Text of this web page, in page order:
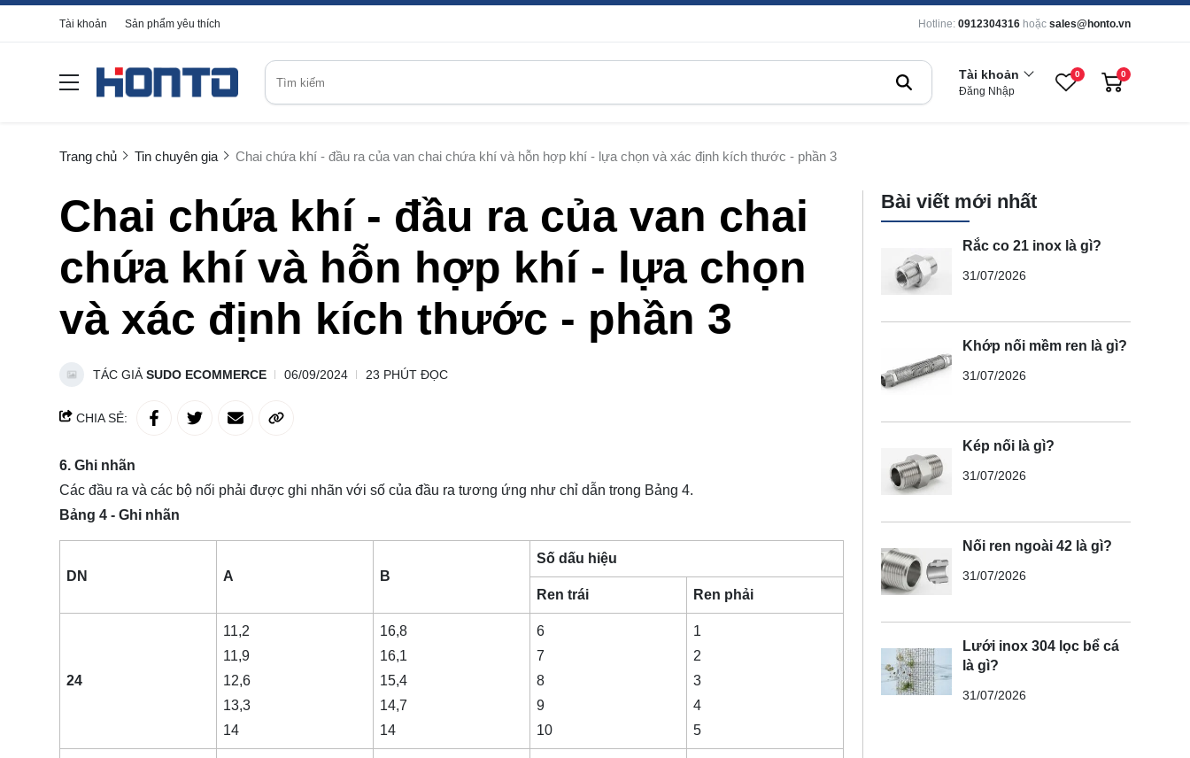
Tài khoản Sản phẩm yêu thích Hotline: 0912304316 hoặc sales@honto.vn
Tài khoản
Đăng Nhập
0 0
Trang chủ Tin chuyên gia Chai chứa khí - đầu ra của van chai chứa khí và hỗn hợp khí - lựa chọn và xác định kích thước - phần 3
Chai chứa khí - đầu ra của van chai
chứa khí và hỗn hợp khí - lựa chọn
và xác định kích thước - phần 3
TÁC GIẢ SUDO ECOMMERCE 06/09/2024 23 PHÚT ĐỌC
CHIA SẺ:
6. Ghi nhãn
Các đầu ra và các bộ nối phải được ghi nhãn với số của đầu ra tương ứng như chỉ dẫn trong Bảng 4.
Bảng 4 - Ghi nhãn
DN A B
Số dấu hiệu
Ren trái Ren phải
24
11,2
11,9
12,6
13,3
14
16,8
16,1
15,4
14,7
14
6
7
8
9
10
1
2
3
4
5
Bài viết mới nhất
Rắc co 21 inox là gì?
31/07/2026
Khớp nối mềm ren là gì?
31/07/2026
Kép nối là gì?
31/07/2026
Nối ren ngoài 42 là gì?
31/07/2026
Lưới inox 304 lọc bể cá
là gì?
31/07/2026